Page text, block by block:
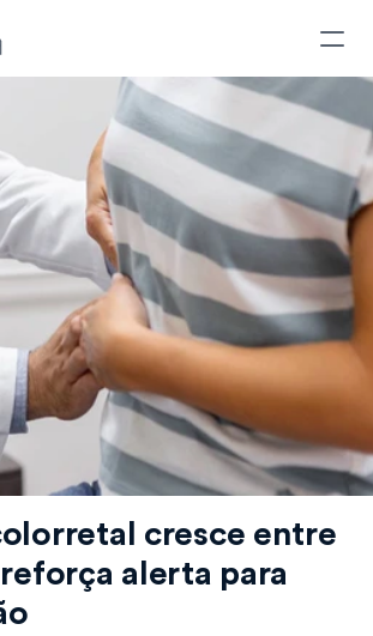
cresce entre
alerta para